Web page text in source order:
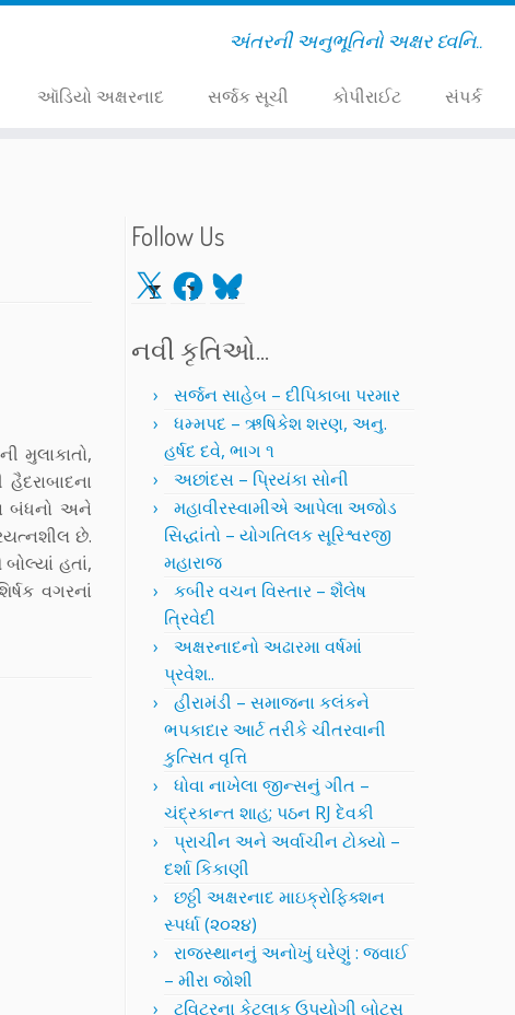
અંતરની અનુભૂતિનો અક્ષર ધ્વનિ..
ઑડિયો અક્ષરનાદ સર્જક સૂચી કોપીરાઈટ સંપર્ક
મુલાકાતો,
બંધનો અને
છે.
હતાં,
વગરનાં
Follow Us
X Facebook
Bluesky
નવી કૃતિઓ…
સર્જન સાહેબ – દીપિકાબા પરમાર
ધમ્મપદ – ઋષિકેશ શરણ, અનુ.
હર્ષદ દવે, ભાગ ૧
અછાંદસ – પ્રિયંકા સોની
મહાવીરસ્વામીએ આપેલા અજોડ
સિદ્ધાંતો – યોગતિલક સૂરિશ્વરજી
મહારાજ
કબીર વચન વિસ્તાર – શૈલેષ
ત્રિવેદી
અક્ષરનાદનો અઢારમા વર્ષમાં
પ્રવેશ..
હીરામંડી – સમાજના કલંકને
ભપકાદાર આર્ટ તરીકે ચીતરવાની
કુત્સિત વૃત્તિ
ધોવા નાખેલા જીન્સનું ગીત –
ચંદ્રકાન્ત શાહ; પઠન RJ દેવકી
પ્રાચીન અને અર્વાચીન ટોક્યો –
દર્શા કિકાણી
છઠ્ઠી અક્ષરનાદ માઇક્રોફિક્શન
સ્પર્ધા (૨૦૨૪)
રાજસ્થાનનું અનોખું ઘરેણું : જવાઈ
– મીરા જોશી
ટ્વિટરના કેટલાક ઉપયોગી બોટ્સ